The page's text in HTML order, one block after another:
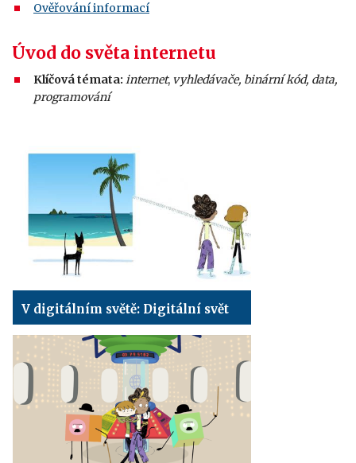
Ověřování informací
Úvod do světa internetu
Klíčová témata: internet, vyhledávače, binární kód, data,
programování
V digitálním světě: Digitální svět